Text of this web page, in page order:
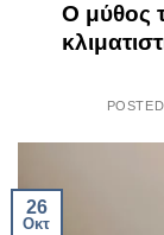
Ο μύθος
26
Οκτ